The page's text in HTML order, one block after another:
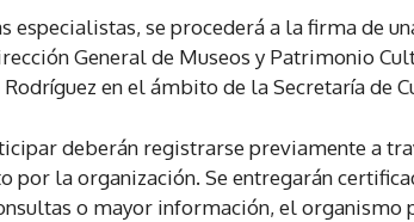
especialistas, se procederá a la firma de
General de Museos y Patrimonio
en el ámbito de la Secretaría de
deberán registrarse previamente a
por la organización. Se entregarán
o mayor información, el organismo